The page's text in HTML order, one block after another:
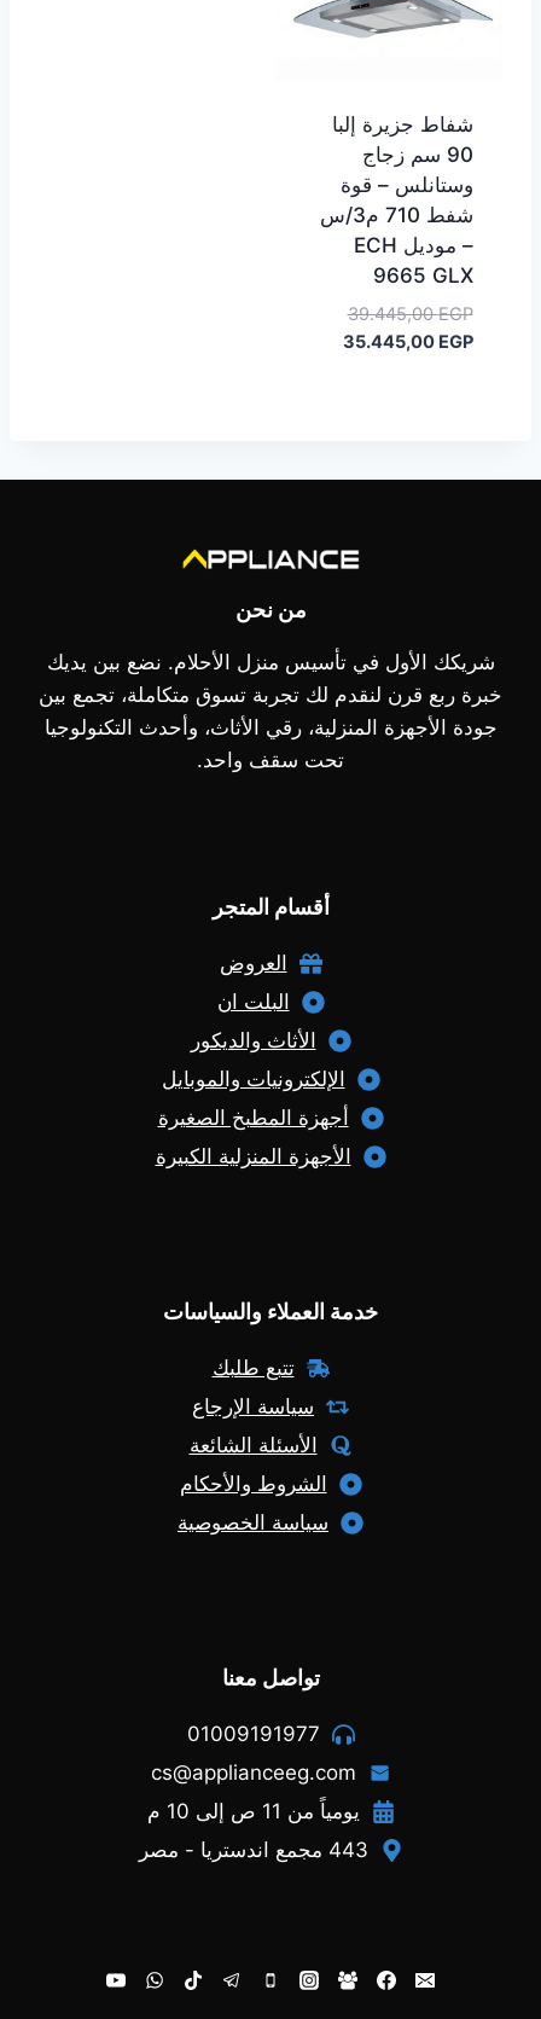
شفاط جزيرة إلبا
90 سم زجاج
وستانلس – قوة
شفط 710 م3/س
– موديل ECH
9665 GLX
39.445,00EGP
السعر
الأصلي35.445,00 EGP
السعر
من نحن
شريكك الأول في تأسيس منزل الأحلام. نضع بين يديك
خبرة ربع قرن لنقدم لك تجربة تسوق متكاملة، تجمع بين
جودة الأجهزة المنزلية، رقي الأثاث، وأحدث التكنولوجيا
تحت سقف واحد.
أقسام المتجر
العروض
البلت ان
الأثاث والديكور
الإلكترونيات والموبايل
أجهزة المطبخ الصغيرة
الأجهزة المنزلية الكبيرة
خدمة العملاء والسياسات
تتبع طلبك
سياسة الإرجاع
الأسئلة الشائعة
الشروط والأحكام
سياسة الخصوصية
تواصل معنا
01009191977
cs@applianceeg.com
يومياً من 11 ص إلى 10 م
443 مجمع اندستريا - مصر